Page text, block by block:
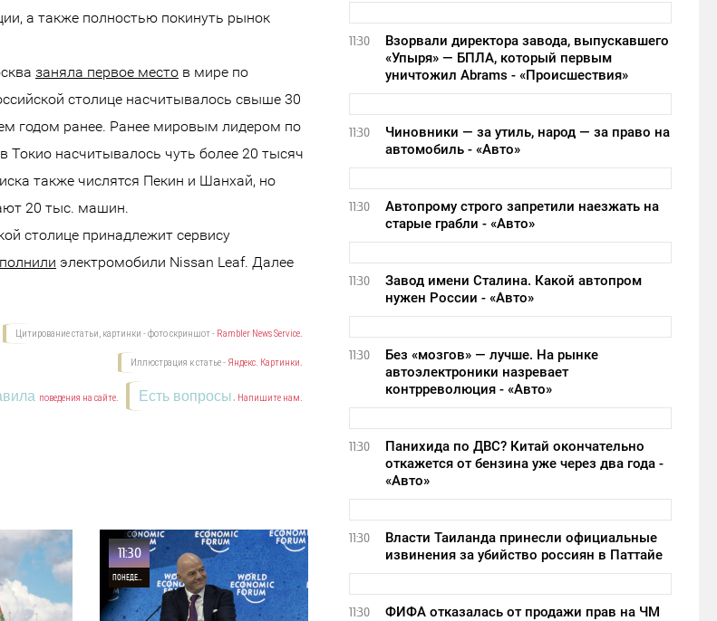
а также полностью покинуть рынок
заняла первое место в мире по
столице насчитывалось свыше 30
годом ранее. Ранее мировым лидером по
насчитывалось чуть более 20 тысяч
также числятся Пекин и Шанхай, но
20 тыс. машин.
столице принадлежит сервису
электромобили Nissan Leaf. Далее
Цитирование статьи, картинки - фото скриншот - Rambler News Service.
Иллюстрация к статье - Яндекс. Картинки.
Есть вопросы. Напишите нам.
поведения на сайте.
11:30
ПОНЕДЕЛЬНИК
33
11:30
Взорвали директора завода, выпускавшего
«Упыря» — БПЛА, который первым
уничтожил Abrams - «Происшествия»
11:30
Чиновники — за утиль, народ — за право на
автомобиль - «Авто»
11:30
Автопрому строго запретили наезжать на
старые грабли - «Авто»
11:30
Завод имени Сталина. Какой автопром
нужен России - «Авто»
11:30
Без «мозгов» — лучше. На рынке
автоэлектроники назревает
контрреволюция - «Авто»
11:30
Панихида по ДВС? Китай окончательно
откажется от бензина уже через два года -
«Авто»
11:30
Власти Таиланда принесли официальные
извинения за убийство россиян в Паттайе
11:30 ФИФА отказалась от продажи прав на ЧМ